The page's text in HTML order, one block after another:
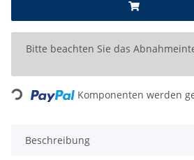
x
Bitte beachten Sie das
Loading... Komponenten werden
Beschreibung